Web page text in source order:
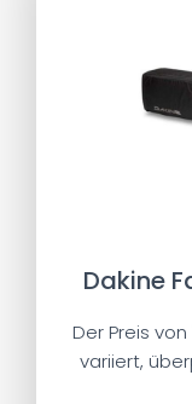
Dakine
Der Preis
variiert,